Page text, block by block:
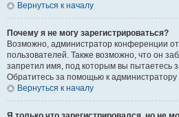
Вернуться к началу
Почему я не могу зарегистрироваться?
Возможно, администратор конференции
пользователей. Также возможно, что он
запретил имя, под которым вы пытаетесь
Обратитесь за помощью к
Вернуться к началу